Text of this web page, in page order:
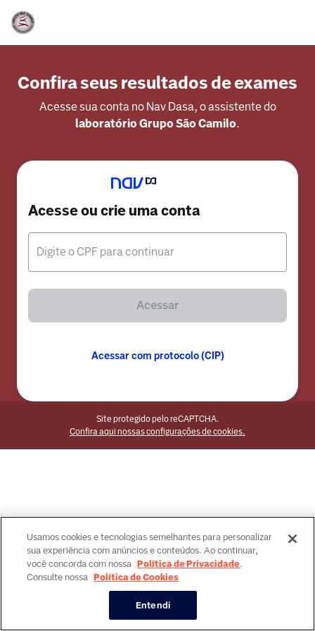
Confira seus resultados de exames
Acesse sua conta no Nav Dasa, o assistente do
laboratório Grupo São Camilo.
Acesse ou crie uma conta
Digite o CPF para continuar
Acessar
Acessar com protocolo (CIP)
Site protegido pelo reCAPTCHA.
Confira aqui nossas configurações de cookies.
Usamos cookies e tecnologias semelhantes para personalizar
sua experiência com anúncios e conteúdos. Ao continuar,
você concorda com nossa Política de Privacidade.
Consulte nossa Política de Cookies
Entendi